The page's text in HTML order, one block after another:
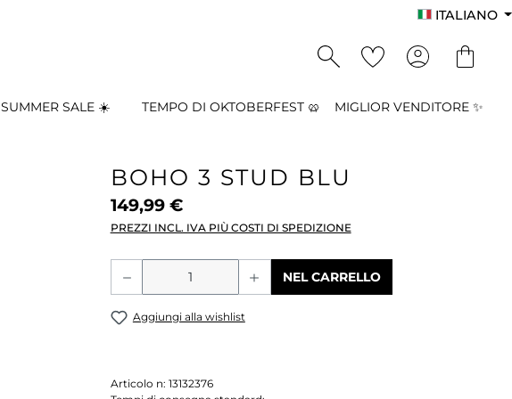
ITALIANO
SUMMER SALE ☀️ TEMPO DI OKTOBERFEST 🥨 MIGLIOR VENDITORE ✨
BOHO 3 STUD BLU
149,99 €
PREZZI INCL. IVA PIÙ COSTI DI SPEDIZIONE
Quantità del prodotto: inserisci la
NEL CARRELLO
Aggiungi alla wishlist
Articolo n: 13132376